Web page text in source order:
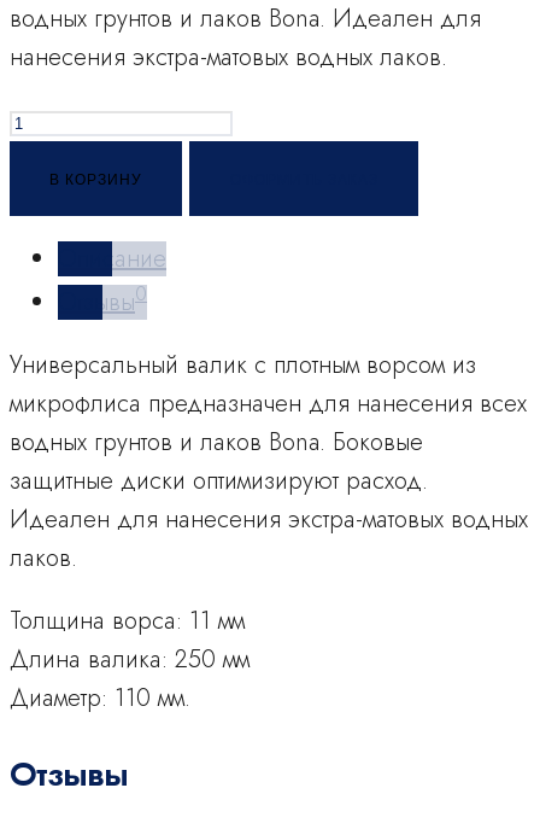
водных грунтов и лаков Bona. Идеален для
нанесения экстра-матовых водных лаков.
Количество
Валик
микрофлис
Bona
Pacific
для
лаков
В КОРЗИНУ
Описание
Отзывы0
Универсальный валик с плотным ворсом из
микрофлиса предназначен для нанесения всех
водных грунтов и лаков Bona. Боковые
защитные диски оптимизируют расход.
Идеален для нанесения экстра-матовых водных
лаков.
Толщина ворса: 11 мм
Длина валика: 250 мм
Диаметр: 110 мм.
Отзывы